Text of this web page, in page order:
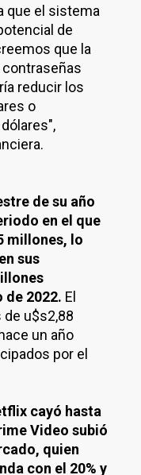
que el sistema
de
que la
reducir los
o
de su año
en el que
millones, lo
sus
de 2022. El
u$s2,88
un año
por el
cayó hasta
Video subió
quien
con el 20% y